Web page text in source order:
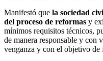
Manifestó que la sociedad
del proceso de reformas y
mínimos requisitos técnicos,
de manera responsable y con
venganza y con el objetivo de